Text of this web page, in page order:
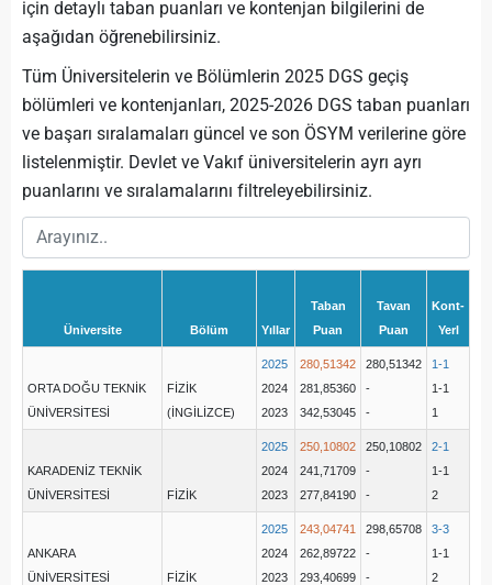
için detaylı taban puanları ve kontenjan bilgilerini de
aşağıdan öğrenebilirsiniz.
Tüm Üniversitelerin ve Bölümlerin 2025 DGS geçiş
bölümleri ve kontenjanları, 2025-2026 DGS taban puanları
ve başarı sıralamaları güncel ve son ÖSYM verilerine göre
listelenmiştir. Devlet ve Vakıf üniversitelerin ayrı ayrı
puanlarını ve sıralamalarını filtreleyebilirsiniz.
Üniversite Bölüm Yıllar
Taban
Puan
Tavan
Puan
Kont-
Yerl
ORTA DOĞU TEKNİK
ÜNİVERSİTESİ
FİZİK
(İNGİLİZCE)
2025
2024
2023
280,51342
281,85360
342,53045
280,51342
-
-
1-1
1-1
1
KARADENİZ TEKNİK
ÜNİVERSİTESİ
FİZİK
2025
2024
2023
250,10802
241,71709
277,84190
250,10802
-
-
2-1
1-1
2
ANKARA
ÜNİVERSİTESİ
FİZİK
2025
2024
2023
243,04741
262,89722
293,40699
298,65708
-
-
3-3
1-1
2